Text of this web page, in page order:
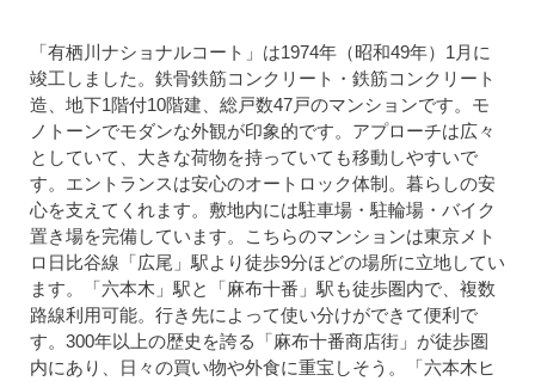
「有栖川ナショナルコート」は1974年（昭和49年）1月に
竣工しました。鉄骨鉄筋コンクリート・鉄筋コンクリート
造、地下1階付10階建、総戸数47戸のマンションです。モ
ノトーンでモダンな外観が印象的です。アプローチは広々
としていて、大きな荷物を持っていても移動しやすいで
す。エントランスは安心のオートロック体制。暮らしの安
心を支えてくれます。敷地内には駐車場・駐輪場・バイク
置き場を完備しています。こちらのマンションは東京メト
ロ日比谷線「広尾」駅より徒歩9分ほどの場所に立地してい
ます。「六本木」駅と「麻布十番」駅も徒歩圏内で、複数
路線利用可能。行き先によって使い分けができて便利で
す。300年以上の歴史を誇る「麻布十番商店街」が徒歩圏
内にあり、日々の買い物や外食に重宝しそう。「六本木ヒ